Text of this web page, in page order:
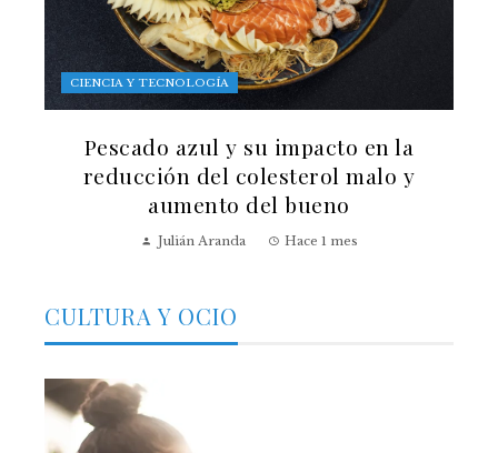
CIENCIA Y TECNOLOGÍA
Pescado azul y su impacto en la
reducción del colesterol malo y
aumento del bueno
Julián Aranda Hace 1 mes
CULTURA Y OCIO